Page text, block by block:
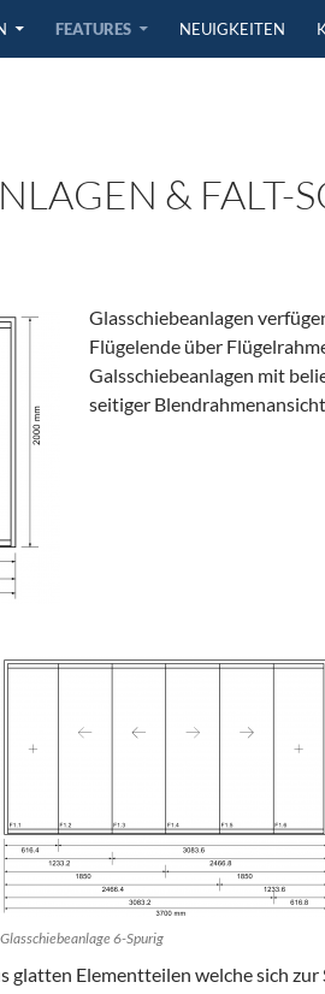
FEATURES NEUIGKEITEN
& FALT-
Glasschiebeanlagen
Flügelende über
Galsschiebeanlagen mit
seitiger
Glasschiebeanlage 6-Spurig
glatten Elementteilen welche sich zur